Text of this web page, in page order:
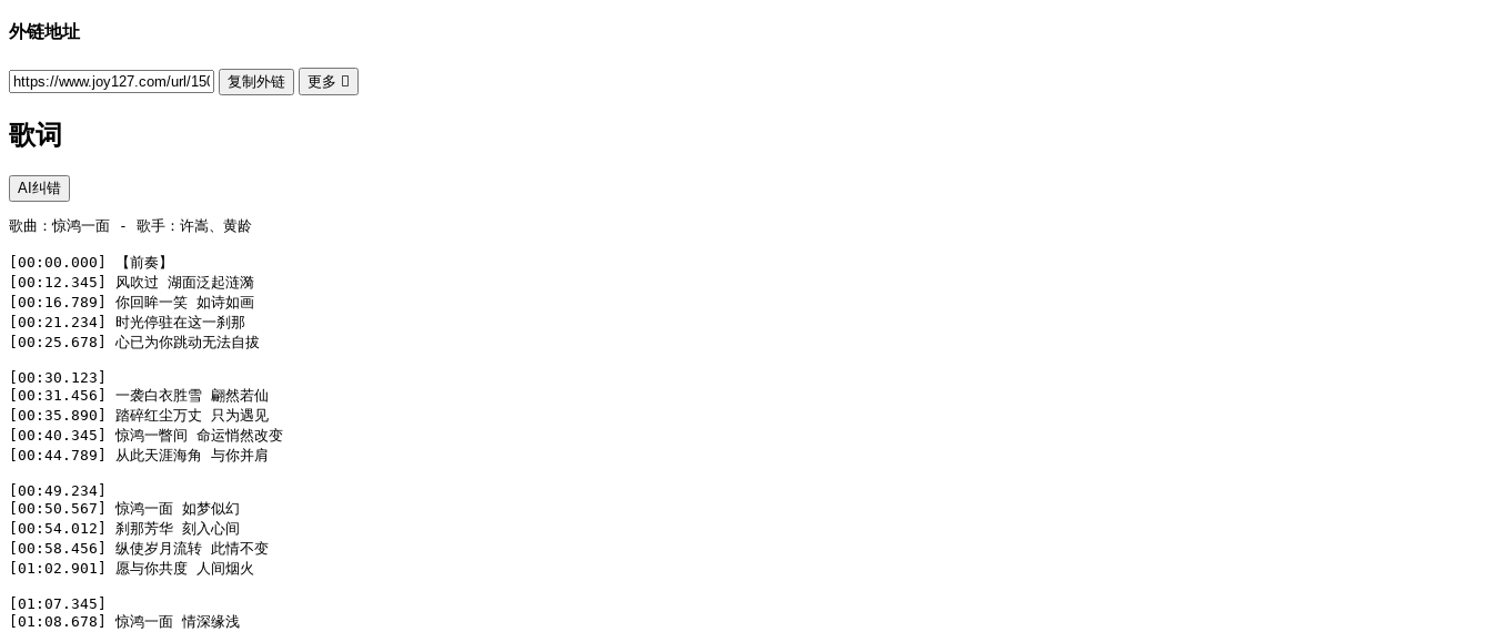
外链地址
复制外链 更多 
歌词
AI纠错
歌曲：惊鸿一面 - 歌手：许嵩、黄龄
[00:00.000] 【前奏】
[00:12.345] 风吹过 湖面泛起涟漪
[00:16.789] 你回眸一笑 如诗如画
[00:21.234] 时光停驻在这一刹那
[00:25.678] 心已为你跳动无法自拔
[00:30.123]
[00:31.456] 一袭白衣胜雪 翩然若仙
[00:35.890] 踏碎红尘万丈 只为遇见
[00:40.345] 惊鸿一瞥间 命运悄然改变
[00:44.789] 从此天涯海角 与你并肩
[00:49.234]
[00:50.567] 惊鸿一面 如梦似幻
[00:54.012] 刹那芳华 刻入心间
[00:58.456] 纵使岁月流转 此情不变
[01:02.901] 愿与你共度 人间烟火
[01:07.345]
[01:08.678] 惊鸿一面 情深缘浅